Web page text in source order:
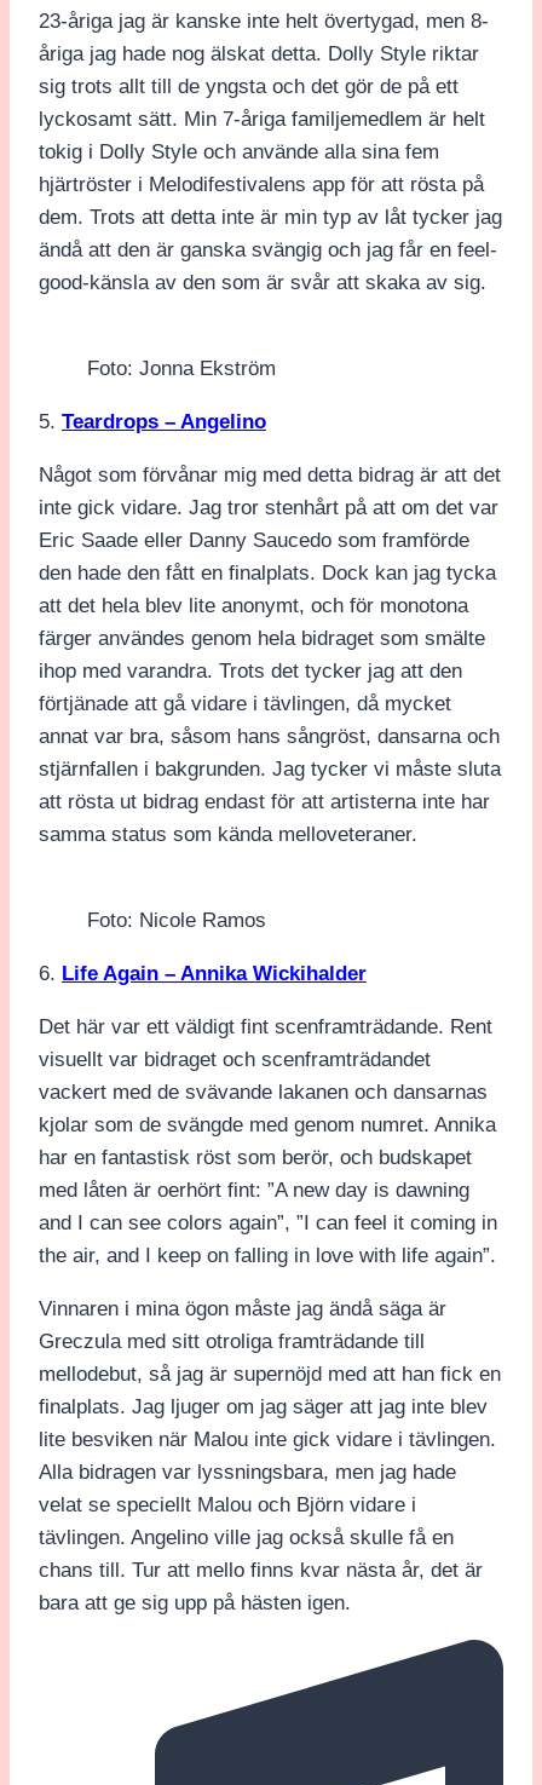
23-åriga jag är kanske inte helt övertygad, men 8-
åriga jag hade nog älskat detta. Dolly Style riktar
sig trots allt till de yngsta och det gör de på ett
lyckosamt sätt. Min 7-åriga familjemedlem är helt
tokig i Dolly Style och använde alla sina fem
hjärtröster i Melodifestivalens app för att rösta på
dem. Trots att detta inte är min typ av låt tycker jag
ändå att den är ganska svängig och jag får en feel-
good-känsla av den som är svår att skaka av sig.
Foto: Jonna Ekström
5. Teardrops – Angelino
Något som förvånar mig med detta bidrag är att det
inte gick vidare. Jag tror stenhårt på att om det var
Eric Saade eller Danny Saucedo som framförde
den hade den fått en finalplats. Dock kan jag tycka
att det hela blev lite anonymt, och för monotona
färger användes genom hela bidraget som smälte
ihop med varandra. Trots det tycker jag att den
förtjänade att gå vidare i tävlingen, då mycket
annat var bra, såsom hans sångröst, dansarna och
stjärnfallen i bakgrunden. Jag tycker vi måste sluta
att rösta ut bidrag endast för att artisterna inte har
samma status som kända melloveteraner.
Foto: Nicole Ramos
6. Life Again – Annika Wickihalder
Det här var ett väldigt fint scenframträdande. Rent
visuellt var bidraget och scenframträdandet
vackert med de svävande lakanen och dansarnas
kjolar som de svängde med genom numret. Annika
har en fantastisk röst som berör, och budskapet
med låten är oerhört fint: ”A new day is dawning
and I can see colors again”, ”I can feel it coming in
the air, and I keep on falling in love with life again”.
Vinnaren i mina ögon måste jag ändå säga är
Greczula med sitt otroliga framträdande till
mellodebut, så jag är supernöjd med att han fick en
finalplats. Jag ljuger om jag säger att jag inte blev
lite besviken när Malou inte gick vidare i tävlingen.
Alla bidragen var lyssningsbara, men jag hade
velat se speciellt Malou och Björn vidare i
tävlingen. Angelino ville jag också skulle få en
chans till. Tur att mello finns kvar nästa år, det är
bara att ge sig upp på hästen igen.